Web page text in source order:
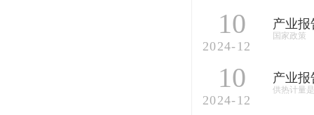
10
2024-12
产业报
国家政策
10
2024-12
产业报
供热计量